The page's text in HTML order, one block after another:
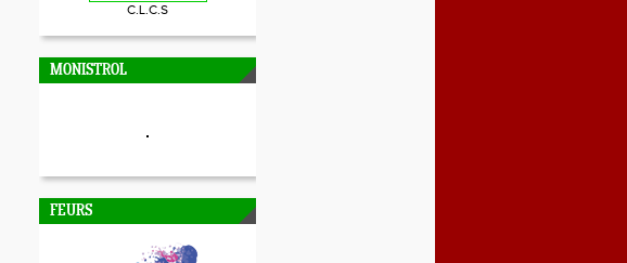
C.L.C.S
MONISTROL
FEURS